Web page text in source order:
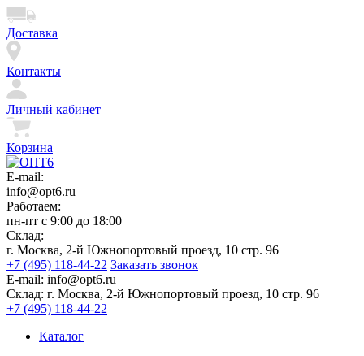
Доставка
Контакты
Личный кабинет
Корзина
E-mail:
info@opt6.ru
Работаем:
пн-пт с 9:00 до 18:00
Склад:
г. Москва, 2-й Южнопортовый проезд, 10 стр. 96
+7 (495) 118-44-22 Заказать звонок
E-mail: info@opt6.ru
Склад: г. Москва, 2-й Южнопортовый проезд, 10 стр. 96
+7 (495) 118-44-22
Каталог